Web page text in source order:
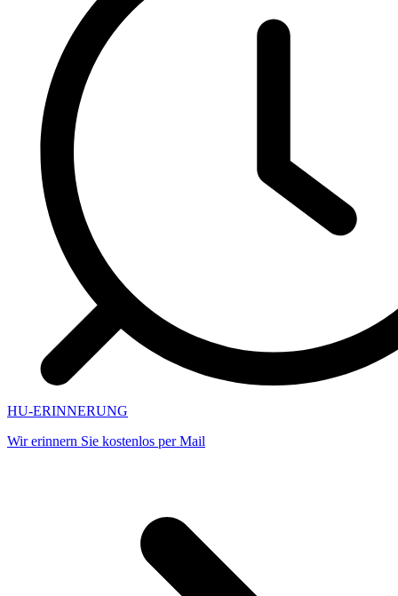
HU-ERINNERUNG
Wir erinnern Sie kostenlos per Mail